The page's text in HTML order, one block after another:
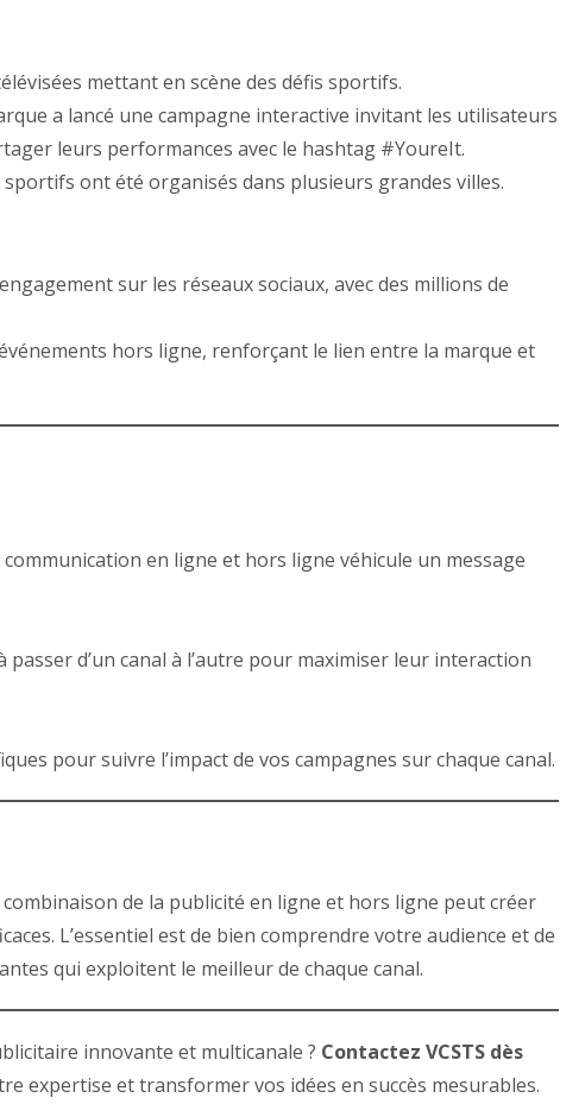
mettant en scène des défis sportifs.
a lancé une campagne interactive invitant les utilisateurs
leurs performances avec le hashtag #YoureIt.
sportifs ont été organisés dans plusieurs grandes villes.
sur les réseaux sociaux, avec des millions de
hors ligne, renforçant le lien entre la marque et
en ligne et hors ligne véhicule un message
passer d’un canal à l’autre pour maximiser leur interaction
pour suivre l’impact de vos campagnes sur chaque canal.
de la publicité en ligne et hors ligne peut créer
L’essentiel est de bien comprendre votre audience et de
qui exploitent le meilleur de chaque canal.
innovante et multicanale ? Contactez VCSTS dès
expertise et transformer vos idées en succès mesurables.